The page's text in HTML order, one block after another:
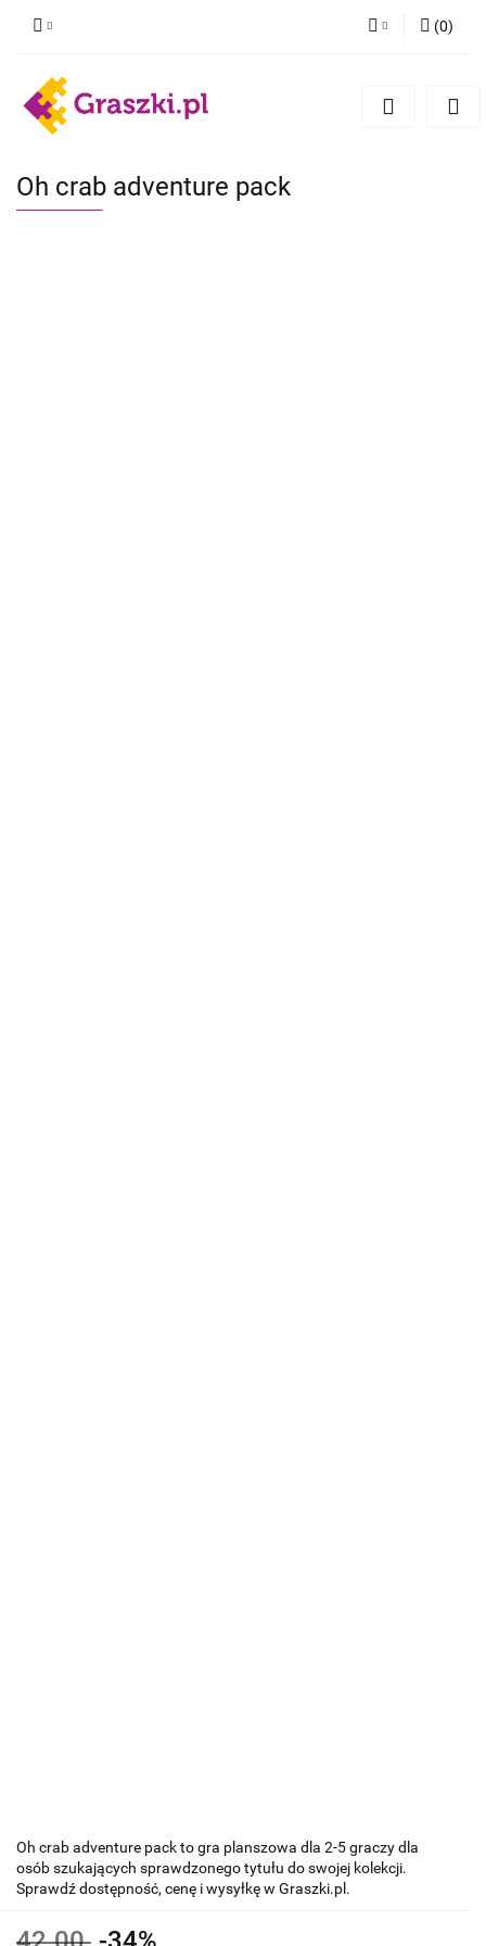
Zarejestruj się
(0)
Oh crab adventure pack
Oh crab adventure pack to gra planszowa dla 2-5 graczy dla
osób szukających sprawdzonego tytułu do swojej kolekcji.
Sprawdź dostępność, cenę i wysyłkę w Graszki.pl.